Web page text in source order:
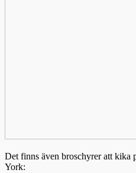
Det finns även broschyrer att kika
York: